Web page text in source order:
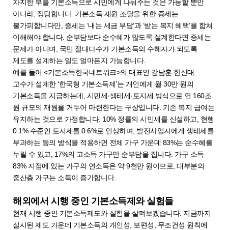
차지한 부를 기본소득으로 시민에게 나눠주는 것은 가능할 뿐만
아니라, 정당합니다. 기본소득 재원 조달을 위한 증세는
불가피합니다만, 증세는 ‘내는 세금 부담’과 ‘받는 복지 혜택’을 합쳐
이해해야 합니다. 순부담보다 순수혜가 많도록 설계한다면 증세는
문제가 아니며, 국민 절대다수가 기본소득의 수혜자가 되도록
제도를 설계하는 일도 얼마든지 가능합니다.
예를 들어 <기본소득한국네트워크>의 대표인 강남훈 한신대
교수가 설계한 ‘한국형 기본소득제’는 개인에게 월 30만 원의
기본소득을 지급하는데, 시민세·생태세·토지세 방식으로 연 160조
원 규모의 재원을 거두어 마련한다는 구상입니다. 기존 복지 급여는
유지하는 것으로 가정합니다. 10% 정률의 시민세를 신설하고, 현행
0.1% 수준인 토지세를 0.6%로 인상하며, 발전사업자에게 생태세를
부과하는 등의 방식을 적용하면 전체 가구 가운데 83%는 순수혜를
누릴 수 있고, 17%의 고소득 가구만 순부담을 집니다. 가구 소득
83% 지점에 있는 가구의 연소득은 약 9천만 원이므로, 대부분의
중산층 가구는 소득이 증가합니다.
해외에서 시행 중인 기본소득제와 실험들
현재 시행 중인 기본소득제도와 실험을 살펴보겠습니다. 지금까지
실시된 제도 가운데 기본소득의 개인성, 보편성, 무조건성 원칙에